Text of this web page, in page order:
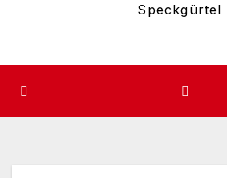
Speckgürtel